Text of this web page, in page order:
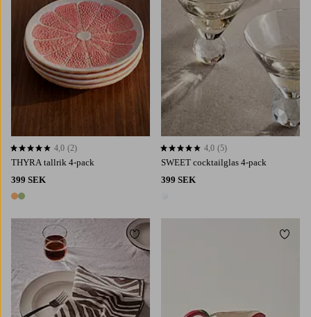
THYRA tallrik 4-pack
399 SEK
2 färger
4,0 baserat på 2 st betyg
4,0 (2)
SWEET cocktailglas 4-pack
399 SEK
4,0 baserat på 5 st betyg
4,0 (5)
Lägg till i favoriter Lägg